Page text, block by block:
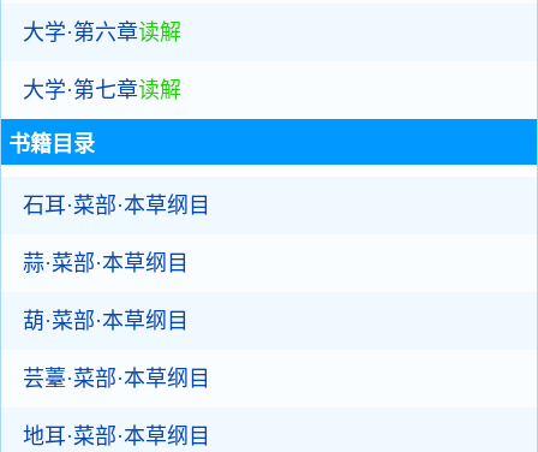
大学·第六章读解
大学·第七章读解
书籍目录
石耳·菜部·本草纲目
蒜·菜部·本草纲目
葫·菜部·本草纲目
芸薹·菜部·本草纲目
地耳·菜部·本草纲目